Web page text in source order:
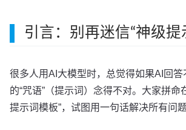
引言：别再迷信“神级提
很多人用AI大模型时，总觉得如果AI回
的“咒语”（提示词）念得不对。大家拼命
提示词模板”，试图用一句话解决所有问题